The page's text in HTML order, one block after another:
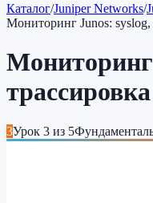
Каталог/Juniper Networks/
Мониторинг Junos:
3Урок 3 из 5